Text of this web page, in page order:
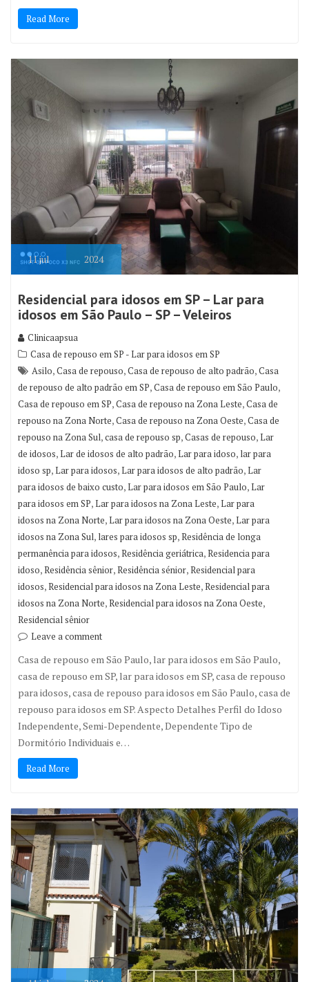
Read More
11jul 2024
Residencial para idosos em SP – Lar para
idosos em São Paulo – SP – Veleiros
Clinicaapsua
Casa de repouso em SP - Lar para idosos em SP
Asilo,Casa de repouso,Casa de repouso de alto padrão,Casa
de repouso de alto padrão em SP,Casa de repouso em São Paulo,
Casa de repouso em SP,Casa de repouso na Zona Leste,Casa de
repouso na Zona Norte,Casa de repouso na Zona Oeste,Casa de
repouso na Zona Sul,casa de repouso sp,Casas de repouso,Lar
de idosos,Lar de idosos de alto padrão,Lar para idoso, lar para
idoso sp,Lar para idosos,Lar para idosos de alto padrão,Lar
para idosos de baixo custo,Lar para idosos em São Paulo,Lar
para idosos em SP,Lar para idosos na Zona Leste,Lar para
idosos na Zona Norte,Lar para idosos na Zona Oeste,Lar para
idosos na Zona Sul, lares para idosos sp,Residência de longa
permanência para idosos,Residência geriátrica,Residencia para
idoso,Residência sênior,Residência sénior,Residencial para
idosos,Residencial para idosos na Zona Leste,Residencial para
idosos na Zona Norte,Residencial para idosos na Zona Oeste,
Residencial sênior
Leave a comment
Casa de repouso em São Paulo, lar para idosos em São Paulo,
casa de repouso em SP, lar para idosos em SP, casa de repouso
para idosos, casa de repouso para idosos em São Paulo, casa de
repouso para idosos em SP. Aspecto Detalhes Perfil do Idoso
Independente, Semi-Dependente, Dependente Tipo de
Dormitório Individuais e…
Read More